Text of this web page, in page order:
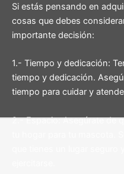
Si estás pensando en
cosas que debes
importante decisión:
1.- Tiempo y dedicación:
tiempo y dedicación.
tiempo para cuidar y
2.- Espacio: Asegúrate de
que tienes un lugar seguro